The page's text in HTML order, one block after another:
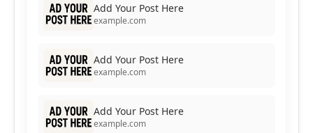
Add Your Post Here
example.com
Add Your Post Here
example.com
Add Your Post Here
example.com